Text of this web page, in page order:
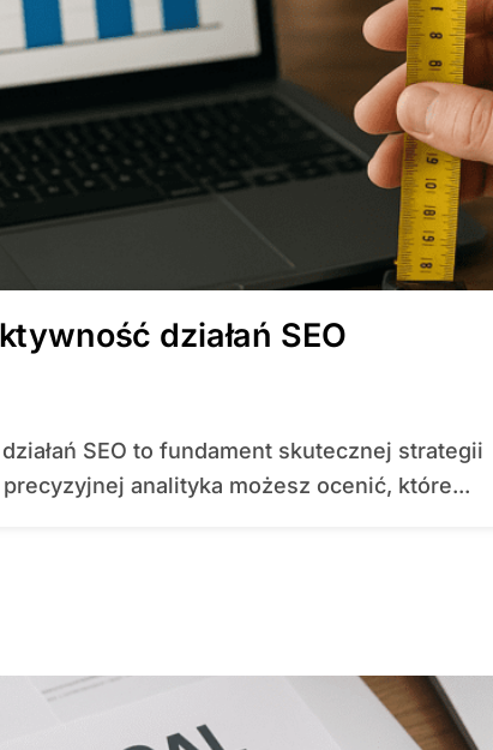
działań SEO
analityka możesz ocenić, które...